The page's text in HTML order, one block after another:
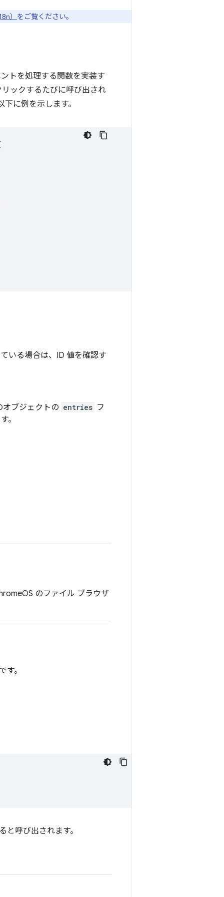
） をご覧ください。
トを処理する関数を実装す
ックするたびに呼び出され
に例を示します。
いる場合は、ID 値を確認す
ブジェクトの entries フ
。
のファイル ブラウザ
。
呼び出されます。